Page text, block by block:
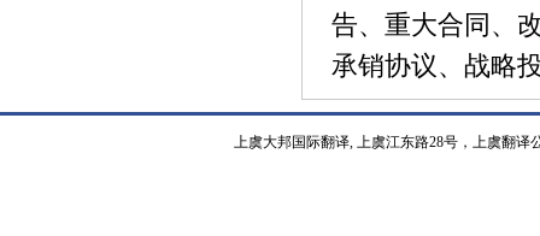
告、重大合同、
承销协议、战略
上虞大邦国际翻译, 上虞江东路28号，上虞翻译